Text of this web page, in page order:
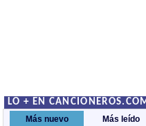
LO + EN
Más nuevo Más leído